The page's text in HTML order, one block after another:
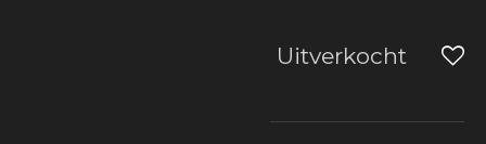
Uitverkocht